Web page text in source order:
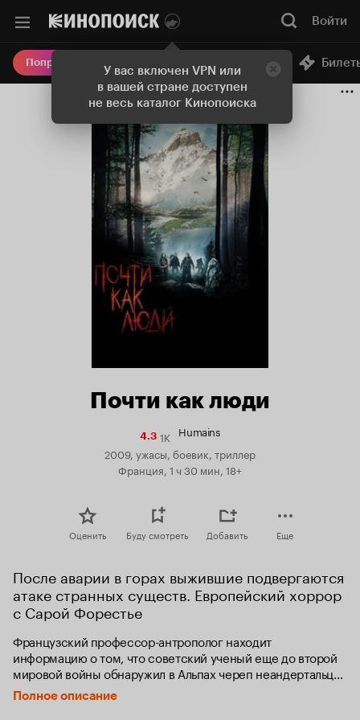
У вас включен VPN или
в вашей стране доступен
не весь каталог Кинопоиска
Войти
Попробовать Плюс Онлайн-кинотеатр
Почти как люди
4.3Рейтинг
Кинопоиска
1K Humains
2009, ужасы, боевик, триллер
Франция, 1 ч 30 мин, 18+
Оценить Буду смотреть Добавить Еще
После аварии в горах выжившие подвергаются
атаке странных существ. Европейский хоррор
с Сарой Форестье
Французский профессор-антрополог находит
информацию о том, что советский ученый еще до второй
мировой войны обнаружил в Альпах череп неандертальца,
возрастом не 100000 лет как должно быть, а всего лишь
300 лет! Ученый погиб в горниле войны и об его находке
Полное описание